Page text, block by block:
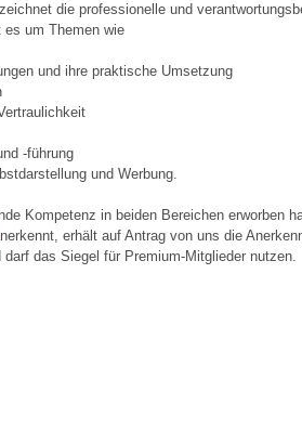
die professionelle und
es um Themen wie
und ihre praktische Umsetzung
-führung
und Werbung.
Kompetenz in beiden Bereichen erworben
erhält auf Antrag von uns die
darf das Siegel für Premium-Mitglieder nutzen.